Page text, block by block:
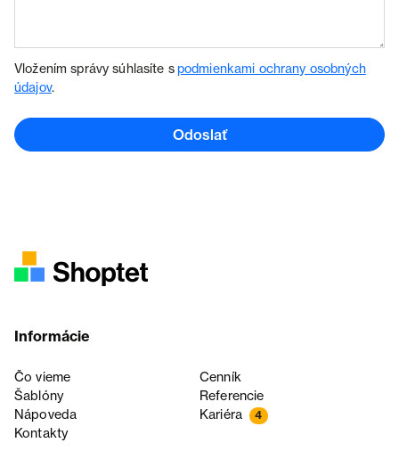
Vložením správy súhlasíte spodmienkami ochrany osobných
údajov.
Odoslať
Informácie
Čo vieme
Cenník
Šablóny
Referencie
Nápoveda
Kariéra 4
Kontakty